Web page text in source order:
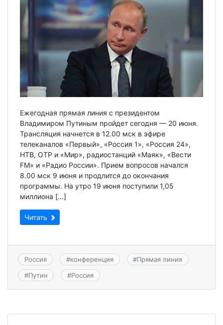
Ежегодная прямая линия с президентом
Владимиром Путиным пройдет сегодня — 20 июня.
Трансляция начнется в 12.00 мск в эфире
телеканалов «Первый», «Россия 1», «Россия 24»,
НТВ, ОТР и «Мир», радиостанций «Маяк», «Вести
FM» и «Радио России». Прием вопросов начался
8.00 мск 9 июня и продлится до окончания
программы. На утро 19 июня поступили 1,05
миллиона […]
Читать
Россия #конференция #Прямая линия
#Путин #Россия